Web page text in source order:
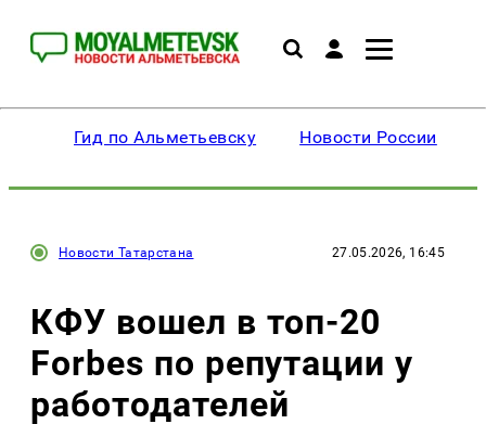
Гид по Альметьевску Новости России
Новости Татарстана 27.05.2026, 16:45
КФУ вошел в топ-20
Forbes по репутации у
работодателей